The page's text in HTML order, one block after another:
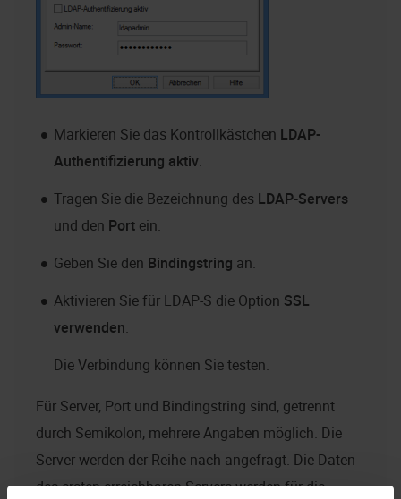
Markieren Sie das Kontrollkästchen LDAP-
Authentifizierung aktiv.
Tragen Sie die Bezeichnung des LDAP-Servers
und den Port ein.
Geben Sie den Bindingstring an.
Aktivieren Sie für LDAP-S die Option SSL
verwenden.
Die Verbindung können Sie testen.
Für Server, Port und Bindingstring sind, getrennt
durch Semikolon, mehrere Angaben möglich. Die
Server werden der Reihe nach angefragt. Die Daten
des ersten erreichbaren Servers werden für die